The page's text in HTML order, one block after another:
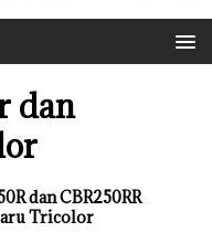
dan
dan CBR250RR
Tricolor